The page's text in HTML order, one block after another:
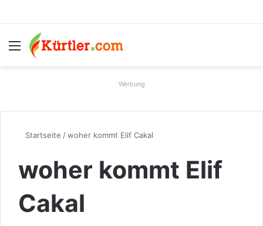
Menü
Werbung
Startseite /woher kommt Elif Cakal
woher kommt Elif
Cakal